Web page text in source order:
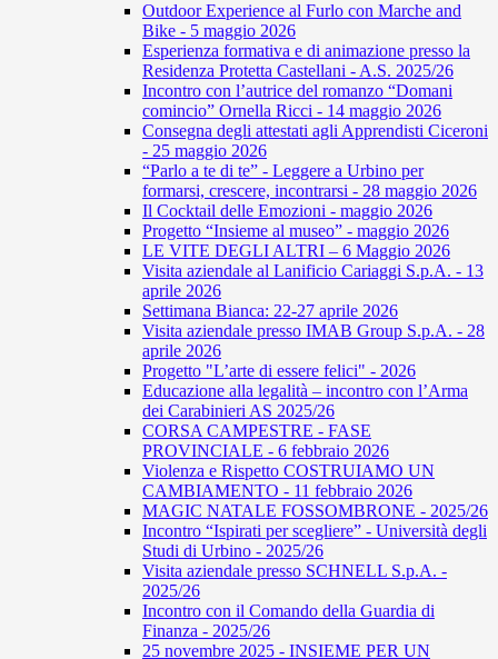
Outdoor Experience al Furlo con Marche and
Bike - 5 maggio 2026
Esperienza formativa e di animazione presso la
Residenza Protetta Castellani - A.S. 2025/26
Incontro con l’autrice del romanzo “Domani
comincio” Ornella Ricci - 14 maggio 2026
Consegna degli attestati agli Apprendisti Ciceroni
- 25 maggio 2026
“Parlo a te di te” - Leggere a Urbino per
formarsi, crescere, incontrarsi - 28 maggio 2026
Il Cocktail delle Emozioni - maggio 2026
Progetto “Insieme al museo” - maggio 2026
LE VITE DEGLI ALTRI – 6 Maggio 2026
Visita aziendale al Lanificio Cariaggi S.p.A. - 13
aprile 2026
Settimana Bianca: 22-27 aprile 2026
Visita aziendale presso IMAB Group S.p.A. - 28
aprile 2026
Progetto "L’arte di essere felici" - 2026
Educazione alla legalità – incontro con l’Arma
dei Carabinieri AS 2025/26
CORSA CAMPESTRE - FASE
PROVINCIALE - 6 febbraio 2026
Violenza e Rispetto COSTRUIAMO UN
CAMBIAMENTO - 11 febbraio 2026
MAGIC NATALE FOSSOMBRONE - 2025/26
Incontro “Ispirati per scegliere” - Università degli
Studi di Urbino - 2025/26
Visita aziendale presso SCHNELL S.p.A. -
2025/26
Incontro con il Comando della Guardia di
Finanza - 2025/26
25 novembre 2025 - INSIEME PER UN